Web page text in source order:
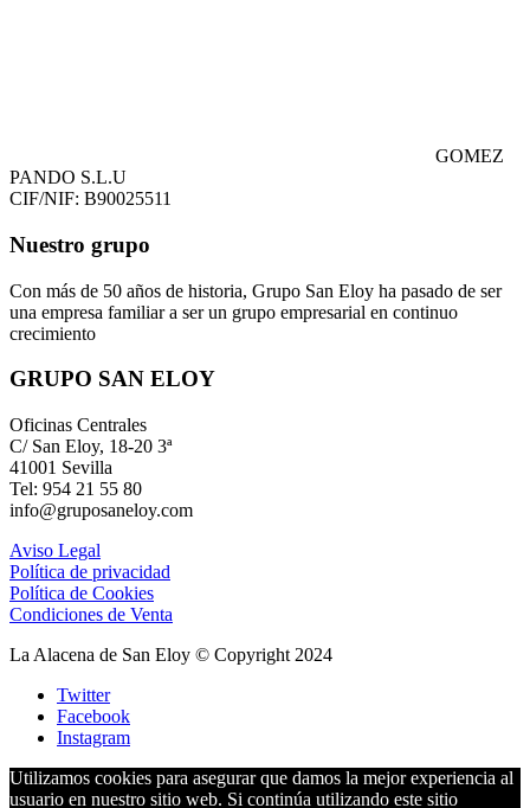
GOMEZ
PANDO S.L.U
CIF/NIF: B90025511
Nuestro grupo
Con más de 50 años de historia, Grupo San Eloy ha pasado de ser
una empresa familiar a ser un grupo empresarial en continuo
crecimiento
GRUPO SAN ELOY
Oficinas Centrales
C/ San Eloy, 18-20 3ª
41001 Sevilla
Tel: 954 21 55 80
info@gruposaneloy.com
Aviso Legal
Política de privacidad
Política de Cookies
Condiciones de Venta
La Alacena de San Eloy © Copyright 2024
Twitter
Facebook
Instagram
Utilizamos cookies para asegurar que damos la mejor experiencia al
usuario en nuestro sitio web. Si continúa utilizando este sitio